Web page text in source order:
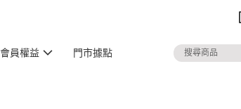
會員權益 門市據點